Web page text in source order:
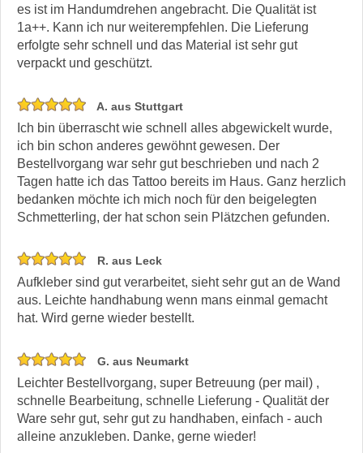
es ist im Handumdrehen angebracht. Die Qualität ist
1a++. Kann ich nur weiterempfehlen. Die Lieferung
erfolgte sehr schnell und das Material ist sehr gut
verpackt und geschützt.
A. aus Stuttgart
Ich bin überrascht wie schnell alles abgewickelt wurde,
ich bin schon anderes gewöhnt gewesen. Der
Bestellvorgang war sehr gut beschrieben und nach 2
Tagen hatte ich das Tattoo bereits im Haus. Ganz herzlich
bedanken möchte ich mich noch für den beigelegten
Schmetterling, der hat schon sein Plätzchen gefunden.
R. aus Leck
Aufkleber sind gut verarbeitet, sieht sehr gut an de Wand
aus. Leichte handhabung wenn mans einmal gemacht
hat. Wird gerne wieder bestellt.
G. aus Neumarkt
Leichter Bestellvorgang, super Betreuung (per mail) ,
schnelle Bearbeitung, schnelle Lieferung - Qualität der
Ware sehr gut, sehr gut zu handhaben, einfach - auch
alleine anzukleben. Danke, gerne wieder!